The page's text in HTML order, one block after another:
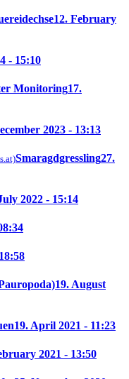
12. February
- 15:10
Monitoring17.
2023 - 13:13
Smaragdgressling27.
2022 - 15:14
19. August
19. April 2021 - 11:23
2021 - 13:50